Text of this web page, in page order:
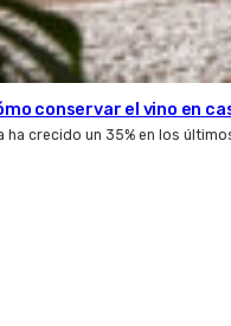
conservar el vino en
ha crecido un 35% en los